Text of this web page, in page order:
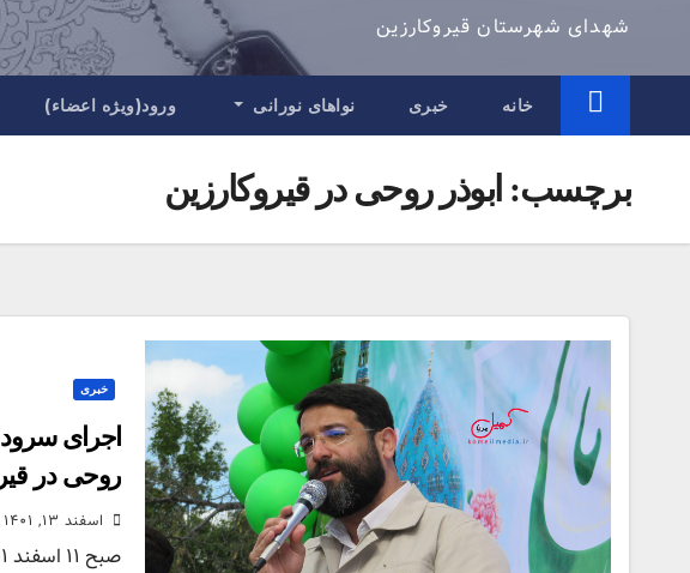
شهدای شهرستان قیروکارزین
خانه خبری نواهای نورانی ورود(ویژه اعضاء)
برچسب: ابوذر روحی در قیروکارزین
خبری
اجرای سرود
روحی در
اسفند ۱۳, ۱۴۰۱